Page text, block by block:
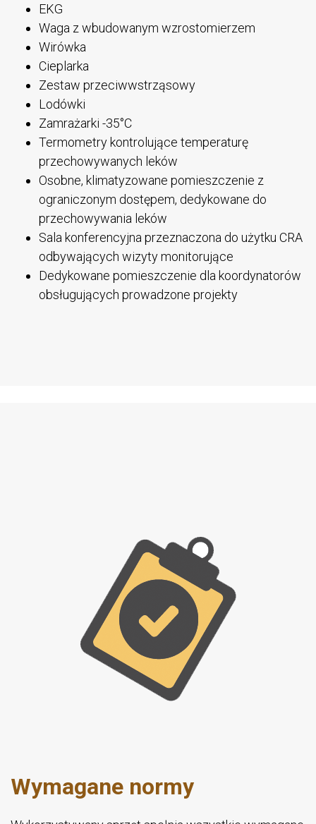
EKG
Waga z wbudowanym wzrostomierzem
Wirówka
Cieplarka
Zestaw przeciwwstrząsowy
Lodówki
Zamrażarki -35°C
Termometry kontrolujące temperaturę
przechowywanych leków
Osobne, klimatyzowane pomieszczenie z
ograniczonym dostępem, dedykowane do
przechowywania leków
Sala konferencyjna przeznaczona do użytku CRA
odbywających wizyty monitorujące
Dedykowane pomieszczenie dla koordynatorów
obsługujących prowadzone projekty
Wymagane normy